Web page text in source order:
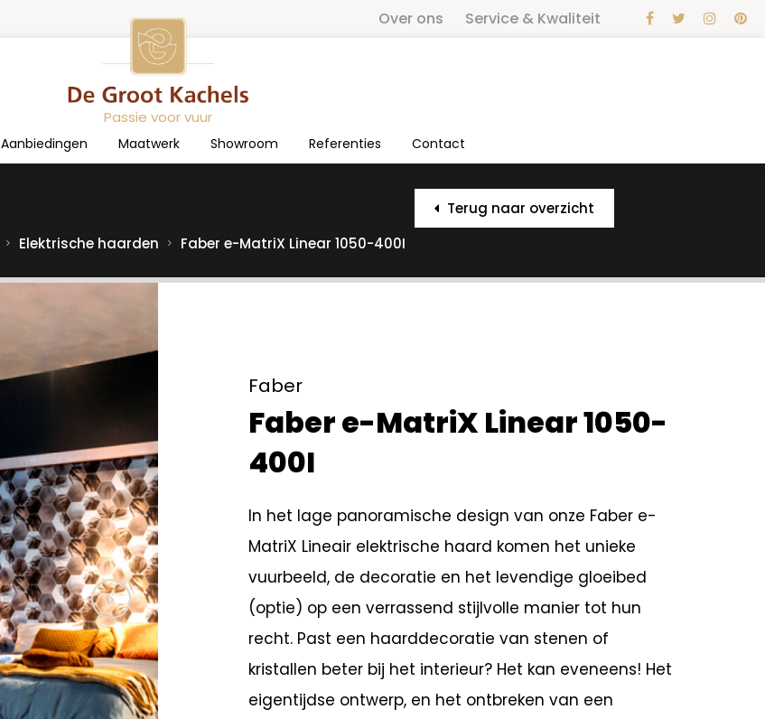
Over ons Service & Kwaliteit
Passie voor vuur
Aanbiedingen Maatwerk Showroom Referenties Contact
Terug naar overzicht
Elektrische haarden Faber e-MatriX Linear 1050-400I
Faber
Faber e-MatriX Linear 1050-
400I
In het lage panoramische design van onze Faber e-
MatriX Lineair elektrische haard komen het unieke
vuurbeeld, de decoratie en het levendige gloeibed
(optie) op een verrassend stijlvolle manier tot hun
recht. Past een haarddecoratie van stenen of
kristallen beter bij het interieur? Het kan eveneens! Het
eigentijdse ontwerp, en het ontbreken van een